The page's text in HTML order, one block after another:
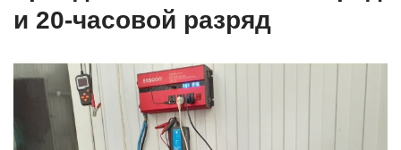
и 20-часовой разряд